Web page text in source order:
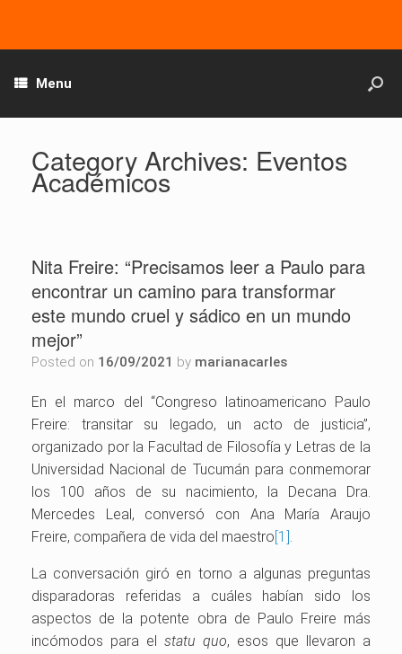
Menu
Category Archives: Eventos
Académicos
Nita Freire: “Precisamos leer a Paulo para
encontrar un camino para transformar
este mundo cruel y sádico en un mundo
mejor”
Posted on 16/09/2021 by marianacarles
En el marco del “Congreso latinoamericano Paulo
Freire: transitar su legado, un acto de justicia”,
organizado por la Facultad de Filosofía y Letras de la
Universidad Nacional de Tucumán para conmemorar
los 100 años de su nacimiento, la Decana Dra.
Mercedes Leal, conversó con Ana María Araujo
Freire, compañera de vida del maestro[1].
La conversación giró en torno a algunas preguntas
disparadoras referidas a cuáles habían sido los
aspectos de la potente obra de Paulo Freire más
incómodos para el statu quo, esos que llevaron a